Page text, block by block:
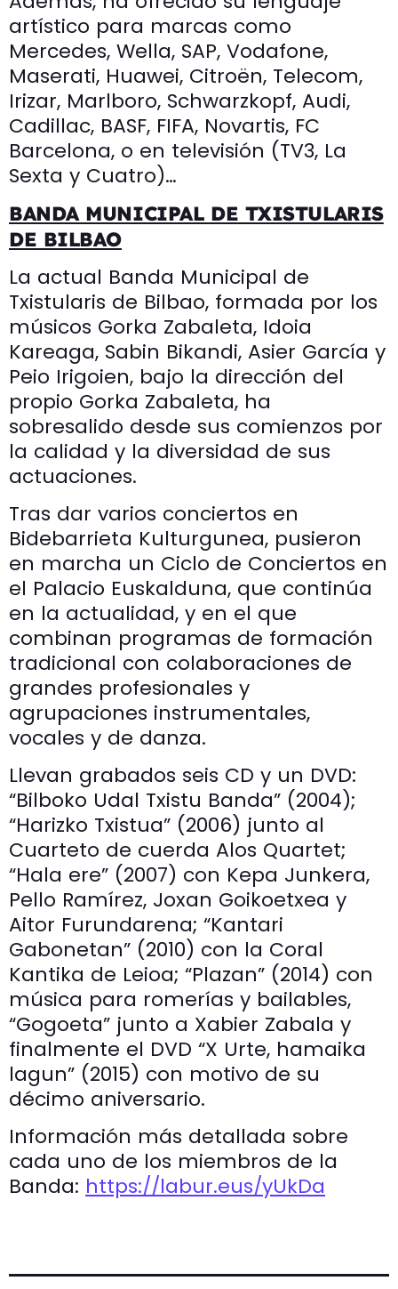
artístico para marcas como
Mercedes, Wella, SAP, Vodafone,
Maserati, Huawei, Citroën, Telecom,
Irizar, Marlboro, Schwarzkopf, Audi,
Cadillac, BASF, FIFA, Novartis, FC
Barcelona, o en televisión (TV3, La
Sexta y Cuatro)…
BANDA MUNICIPAL DE TXISTULARIS
DE BILBAO
La actual Banda Municipal de
Txistularis de Bilbao, formada por los
músicos Gorka Zabaleta, Idoia
Kareaga, Sabin Bikandi, Asier García y
Peio Irigoien, bajo la dirección del
propio Gorka Zabaleta, ha
sobresalido desde sus comienzos por
la calidad y la diversidad de sus
actuaciones.
Tras dar varios conciertos en
Bidebarrieta Kulturgunea, pusieron
en marcha un Ciclo de Conciertos en
el Palacio Euskalduna, que continúa
en la actualidad, y en el que
combinan programas de formación
tradicional con colaboraciones de
grandes profesionales y
agrupaciones instrumentales,
vocales y de danza.
Llevan grabados seis CD y un DVD:
“Bilboko Udal Txistu Banda” (2004);
“Harizko Txistua” (2006) junto al
Cuarteto de cuerda Alos Quartet;
“Hala ere” (2007) con Kepa Junkera,
Pello Ramírez, Joxan Goikoetxea y
Aitor Furundarena; “Kantari
Gabonetan” (2010) con la Coral
Kantika de Leioa; “Plazan” (2014) con
música para romerías y bailables,
“Gogoeta” junto a Xabier Zabala y
finalmente el DVD “X Urte, hamaika
lagun” (2015) con motivo de su
décimo aniversario.
Información más detallada sobre
cada uno de los miembros de la
Banda: https://labur.eus/yUkDa